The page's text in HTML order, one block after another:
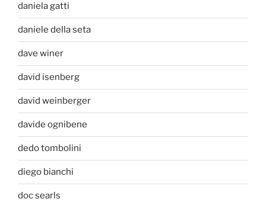
daniela gatti
daniele della seta
dave winer
david isenberg
david weinberger
davide ognibene
dedo tombolini
diego bianchi
doc searls